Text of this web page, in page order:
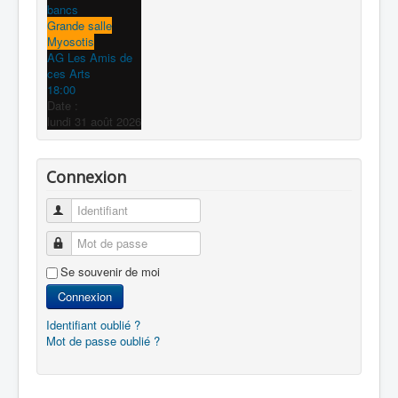
bancs
Grande salle
Myosotis
AG Les Amis de
ces Arts
18:00
Date :
lundi 31 août 2026
Connexion
Identifiant
Mot de passe
Se souvenir de moi
Connexion
Identifiant oublié ?
Mot de passe oublié ?